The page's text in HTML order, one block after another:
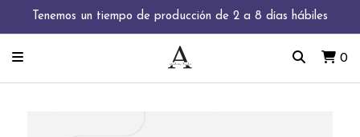
Tenemos un tiempo de producción de 2 a 8 días hábiles
0